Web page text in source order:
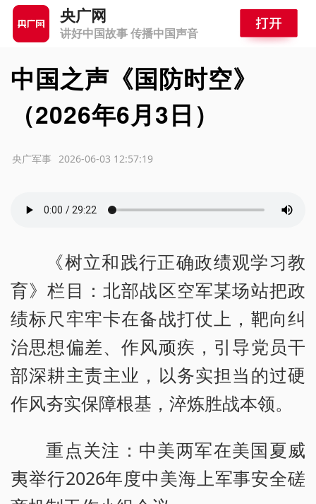
央广网
讲好中国故事 传播中国声音
中国之声《国防时空》
（2026年6月3日）
2026-06-03 12:57:19
央广军事
《树立和践行正确政绩观学习教
育》栏目：北部战区空军某场站把政
绩标尺牢牢卡在备战打仗上，靶向纠
治思想偏差、作风顽疾，引导党员干
部深耕主责主业，以务实担当的过硬
作风夯实保障根基，淬炼胜战本领。
重点关注：中美两军在美国夏威
夷举行2026年度中美海上军事安全磋